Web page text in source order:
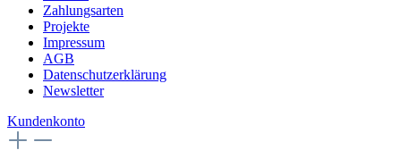
Zahlungsarten
Projekte
Impressum
AGB
Datenschutzerklärung
Newsletter
Kundenkonto